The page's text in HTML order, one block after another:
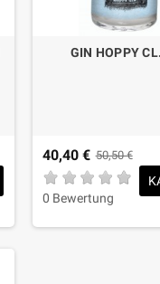
GIN HOPPY
40,40 € 50,50 €
0 Bewertung